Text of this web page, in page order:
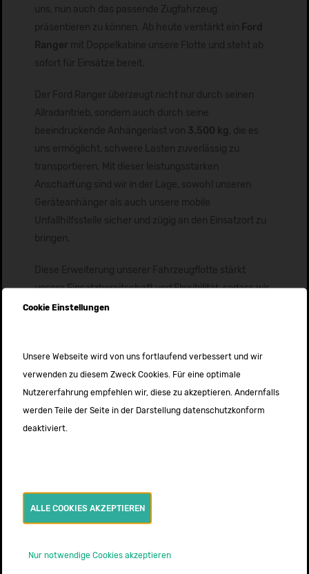
uns, nun auch das passende Zugfahrzeug
präsentieren zu können. Ab heute verstärkt ein
Ford
Ranger
mit Doppelkabine unsere Flotte und steht ab
sofort für Einsätze bereit.
Der Ford Ranger überzeugt nicht nur durch seinen
Allradantrieb, sondern auch durch seine
beeindruckende Anhängerlast von 3.500 kg, die es
uns ermöglicht, schwere Lasten zuverlässig zu
transportieren. Mit dieser leistungsstarken
Anschaffung sind wir in der Lage, sowohl unseren
Geräteanhänger als auch unsere mobile
Unfallhilfsstelle sicher und zügig an den Einsatzort zu
bringen.
Diese Erweiterung unserer Fahrzeugflotte stärkt
unsere Einsatzbereitschaft und Flexibilität, sodass wir
auf zukünftige Herausforderungen noch besser
Weitere News
Ausbildung zum Notfallsanitäter*in 2026
19. MÄRZ 2026
Neuer Intensivtransportwagen
24. JULI 2025
Cookie Einstellungen
Unsere Webseite wird von uns fortlaufend verbessert und wir
verwenden zu diesem Zweck Cookies. Für eine optimale
Nutzererfahrung empfehlen wir, diese zu akzeptieren. Andernfalls
werden Teile der Seite in der Darstellung datenschutzkonform
deaktiviert.
ALLE COOKIES AKZEPTIEREN
Nur notwendige Cookies akzeptieren